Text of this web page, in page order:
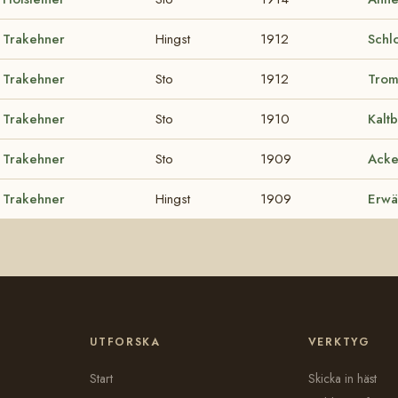
Trakehner Hingst 1912
Trakehner Sto 1912
Trakehner Sto 1910
Trakehner Sto 1909
Trakehner Hingst 1909
UTFORSKA
Start
VERKTYG
Skicka in häst